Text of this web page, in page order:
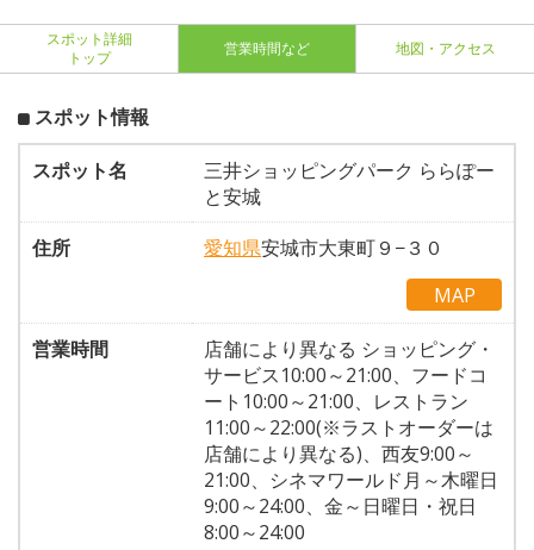
スポット詳細
トップ
営業時間など 地図・アクセス
スポット情報
スポット名
三井ショッピングパーク ららぽー
と安城
住所
愛知県安城市大東町９−３０
MAP
営業時間
店舗により異なる ショッピング・
サービス10:00～21:00、フードコ
ート10:00～21:00、レストラン
11:00～22:00(※ラストオーダーは
店舗により異なる)、西友9:00～
21:00、シネマワールド月～木曜日
9:00～24:00、金～日曜日・祝日
8:00～24:00